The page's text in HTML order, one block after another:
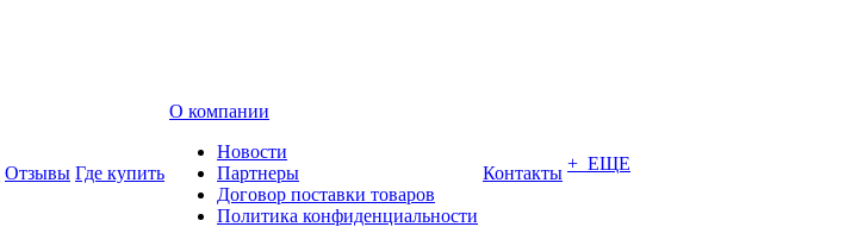
Отзывы Где купить
О компании
Новости
Партнеры
Договор поставки товаров
Политика конфиденциальности
Контакты + ЕЩЕ